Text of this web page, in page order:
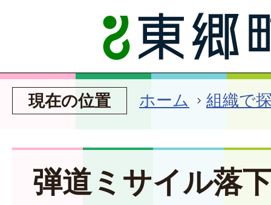
現在の位置 ホーム 組織で
弾道ミサイル落